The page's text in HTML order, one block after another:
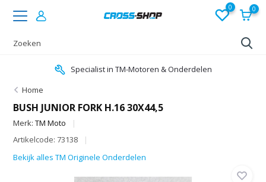
0 0
Specialist in TM-Motoren & Onderdelen
Home
BUSH JUNIOR FORK H.16 30X44,5
Merk:TM Moto
Artikelcode: 73138
Bekijk alles TM Originele Onderdelen